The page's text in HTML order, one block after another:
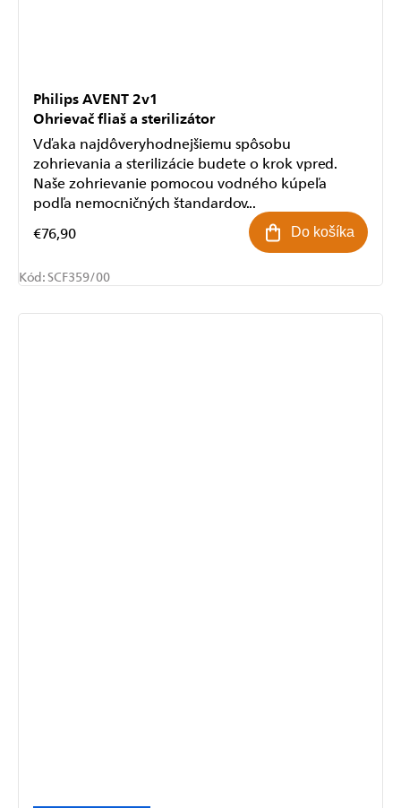
Philips AVENT 2v1
Ohrievač fliaš a sterilizátor
€76,90 Do košíka
Vďaka najdôveryhodnejšiemu spôsobu
zohrievania a sterilizácie budete o krok vpred.
Naše zohrievanie pomocou vodného kúpeľa
podľa nemocničných štandardov...
Kód:SCF359/00